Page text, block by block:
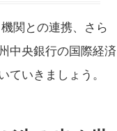
関との連携、さら
中央銀行の国際経済
いきましょう。